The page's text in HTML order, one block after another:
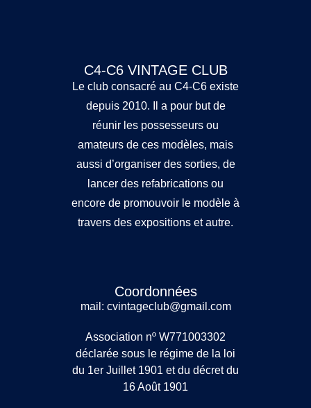
C4-C6 VINTAGE CLUB
Le club consacré au C4-C6 existe
depuis 2010. Il a pour but de
réunir les possesseurs ou
amateurs de ces modèles, mais
aussi d’organiser des sorties, de
lancer des refabrications ou
encore de promouvoir le modèle à
travers des expositions et autre.
Coordonnées
mail: cvintageclub@gmail.com
Association nº W771003302
déclarée sous le régime de la loi
du 1er Juillet 1901 et du décret du
16 Août 1901